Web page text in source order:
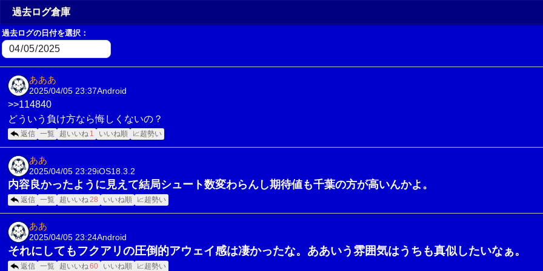
過去ログ倉庫
過去ログの日付を選択：
あああ
2025/04/05 23:37Android
>>114840
どういう負け方なら悔しくないの？
返信 一覧 超いいね 1 いいね順 📈超勢い
ああ
2025/04/05 23:29iOS18.3.2
内容良かったように見えて結局シュート数変わらんし期待値も千葉の方が高いんかよ。
返信 一覧 超いいね 28 いいね順 📈超勢い
ああ
2025/04/05 23:24Android
それにしてもフクアリの圧倒的アウェイ感は凄かったな。ああいう雰囲気はうちも真似したいなぁ。
返信 一覧 超いいね 60 いいね順 📈超勢い